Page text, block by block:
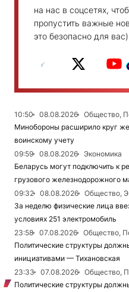
на нас в соцсетях,
пропустить важные
это безопасно для вас)
10:50 08.08.2026
Общество,
Минобороны расширило круг
воинскому учету
09:59
08.08.2026
Экономика
Беларусь могут подключить к
грузового железнодорожного
09:32
08.08.2026
Общество,
За неделю физические лица
условиях 251 электромобиль
23:58
07.08.2026
Общество,
Политические структуры
инициативами — Тихановская
23:33
07.08.2026
Общество,
Политические структуры